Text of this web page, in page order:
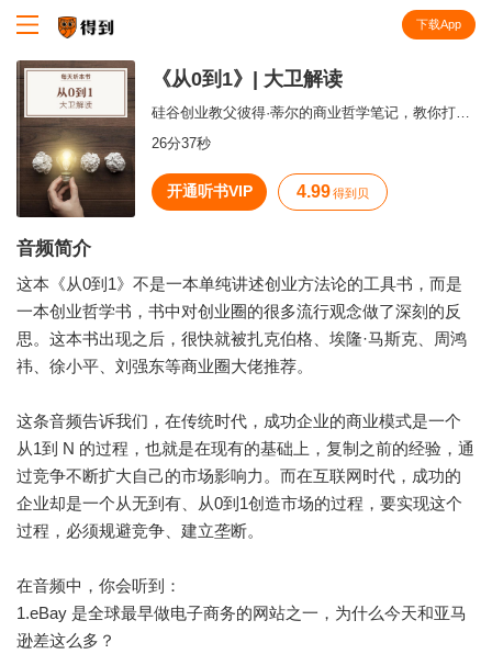
下载App
《从0到1》| 大卫解读
硅谷创业教父彼得·蒂尔的商业哲学笔记，教你打造垄断企业，实现从0到1的跨越。
26分37秒
开通听书VIP 4.99 得到贝
音频简介
这本《从0到1》不是一本单纯讲述创业方法论的工具书，而是
一本创业哲学书，书中对创业圈的很多流行观念做了深刻的反
思。这本书出现之后，很快就被扎克伯格、埃隆·马斯克、周鸿
祎、徐小平、刘强东等商业圈大佬推荐。
这条音频告诉我们，在传统时代，成功企业的商业模式是一个
从1到 N 的过程，也就是在现有的基础上，复制之前的经验，通
过竞争不断扩大自己的市场影响力。而在互联网时代，成功的
企业却是一个从无到有、从0到1创造市场的过程，要实现这个
过程，必须规避竞争、建立垄断。
在音频中，你会听到：
1.eBay 是全球最早做电子商务的网站之一，为什么今天和亚马
逊差这么多？